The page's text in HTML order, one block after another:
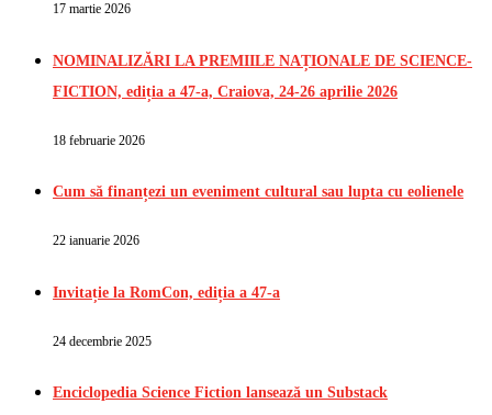
17 martie 2026
NOMINALIZĂRI LA PREMIILE NAȚIONALE DE SCIENCE-
FICTION, ediția a 47-a, Craiova, 24-26 aprilie 2026
18 februarie 2026
Cum să finanțezi un eveniment cultural sau lupta cu eolienele
22 ianuarie 2026
Invitație la RomCon, ediția a 47-a
24 decembrie 2025
Enciclopedia Science Fiction lansează un Substack